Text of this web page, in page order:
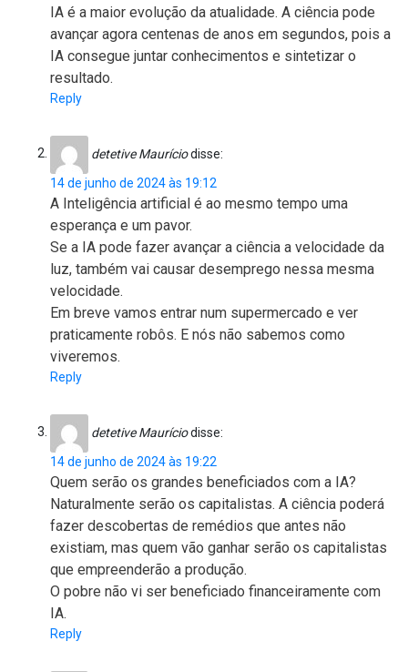
IA é a maior evolução da atualidade. A ciência pode
avançar agora centenas de anos em segundos, pois a
IA consegue juntar conhecimentos e sintetizar o
resultado.
Reply
detetive Mauríciodisse:
14 de junho de 2024 às 19:12
A Inteligência artificial é ao mesmo tempo uma
esperança e um pavor.
Se a IA pode fazer avançar a ciência a velocidade da
luz, também vai causar desemprego nessa mesma
velocidade.
Em breve vamos entrar num supermercado e ver
praticamente robôs. E nós não sabemos como
viveremos.
Reply
detetive Mauríciodisse:
14 de junho de 2024 às 19:22
Quem serão os grandes beneficiados com a IA?
Naturalmente serão os capitalistas. A ciência poderá
fazer descobertas de remédios que antes não
existiam, mas quem vão ganhar serão os capitalistas
que empreenderão a produção.
O pobre não vi ser beneficiado financeiramente com
IA.
Reply